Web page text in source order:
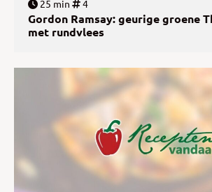
25 min 4
Gordon Ramsay: geurige groene
met rundvlees